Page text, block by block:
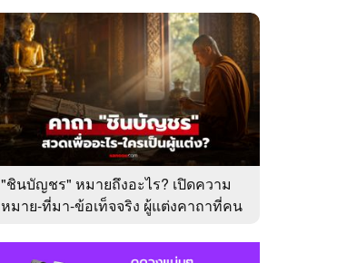
"ชินบัญชร" หมายถึงอะไร? เปิดความ
หมาย-ที่มา-ข้อเท็จจริง ผู้แต่งคาถาที่คน